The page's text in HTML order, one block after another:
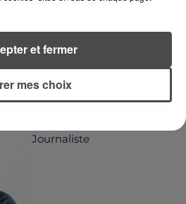
Voir toute l'équipe RCA
Journaliste
mes choix
et fermer